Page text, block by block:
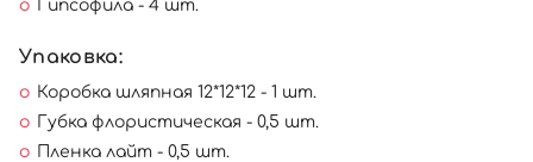
Гипсофила - 4 шт.
Упаковка:
Коробка шляпная 12*12*12 - 1 шт.
Губка флористическая - 0,5 шт.
Пленка лайт - 0,5 шт.